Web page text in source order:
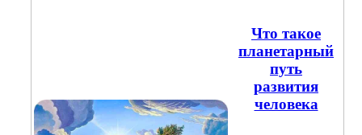
Что такое
планетарный
путь
развития
человека